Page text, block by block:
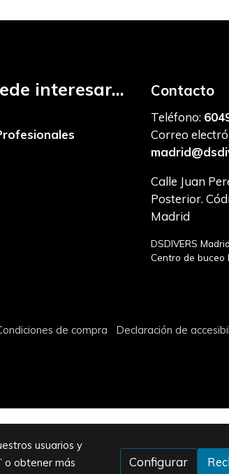
interesar... Contacto
Teléfono:
Correo
Calle Juan
Posterior.
Madrid
DSDIVERS Madrid
Centro de buceo
de compra Declaración de
usuarios y
o obtener más
Configurar